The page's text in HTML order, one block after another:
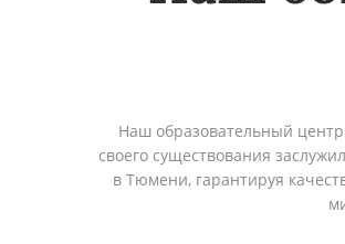
Наш образовательный
своего существования
в Тюмени, гарантируя